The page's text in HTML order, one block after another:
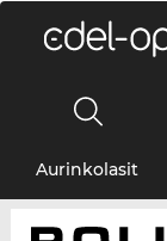
Aurinkolasit